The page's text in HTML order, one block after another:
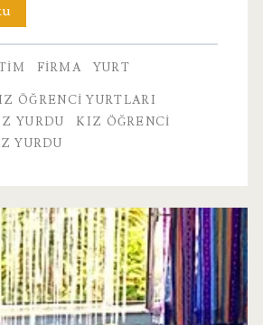
Ankara
Kız
Öğrenci
Yurtları
FIRMA YURT
ÖĞRENCI YURTLARI
YURDU
KIZ ÖĞRENCI
YURDU